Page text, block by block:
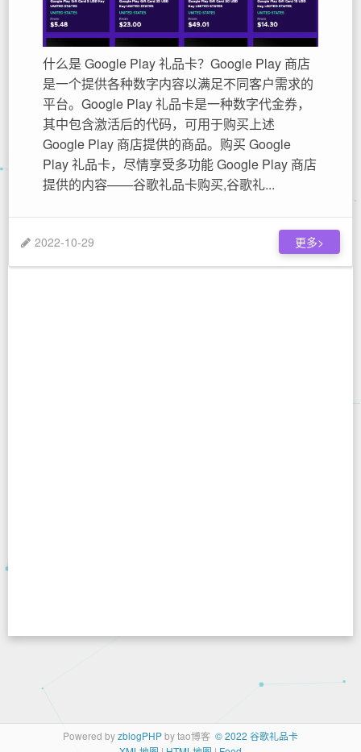
什么是 Google Play 礼品卡？Google Play 商店
是一个提供各种数字内容以满足不同客户需求的
平台。Google Play 礼品卡是一种数字代金券，
其中包含激活后的代码，可用于购买上述
Google Play 商店提供的商品。购买 Google
Play 礼品卡，尽情享受多功能 Google Play 商店
提供的内容——谷歌礼品卡购买,谷歌礼...
2022-10-29 更多>
Powered byzblogPHPby tao博客 © 2022 谷歌礼品卡